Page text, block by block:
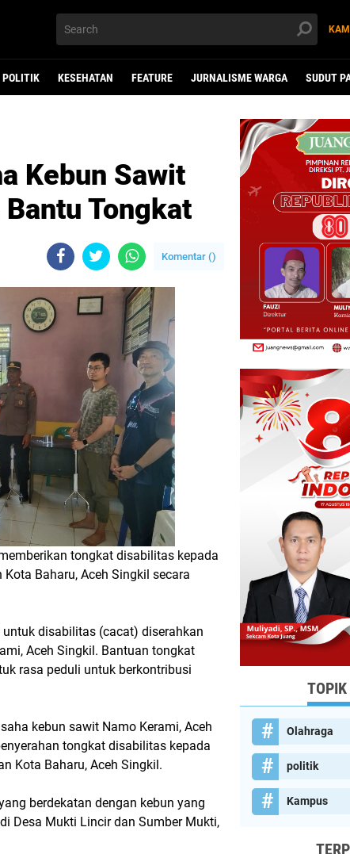
POLITIK KESEHATAN FEATURE JURNALISME WARGA SUDUT
Kebun Sawit
Tongkat
Komentar ()
tongkat disabilitas kepada
Baharu, Aceh Singkil secara
disabilitas (cacat) diserahkan
Aceh Singkil. Bantuan tongkat
rasa peduli untuk berkontribusi
kebun sawit Namo Kerami, Aceh
tongkat disabilitas kepada
Kota Baharu, Aceh Singkil.
berdekatan dengan kebun yang
Desa Mukti Lincir dan Sumber Mukti,
TOPIK
Olahraga
politik
Kampus